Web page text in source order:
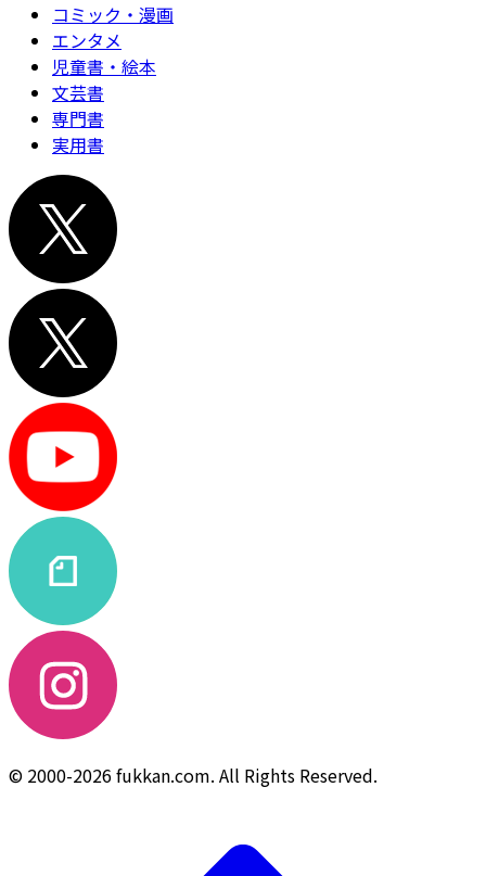
コミック・漫画
エンタメ
児童書・絵本
文芸書
専門書
実用書
© 2000-2026 fukkan.com. All Rights Reserved.